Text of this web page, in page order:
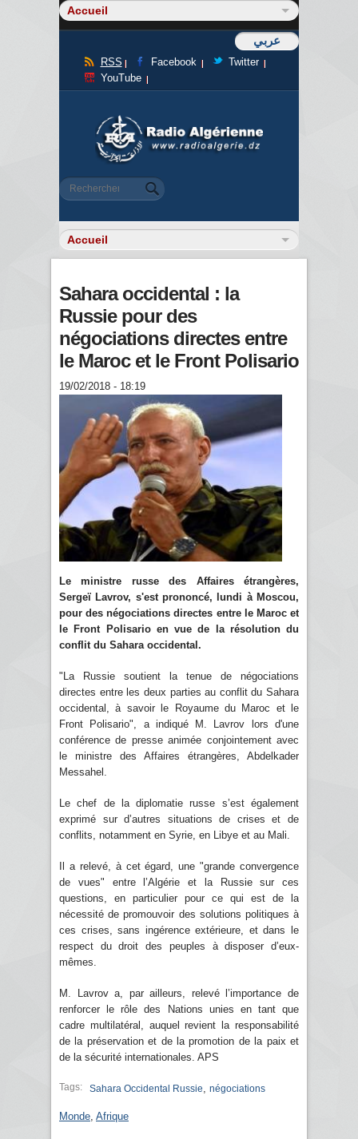
عربي
RSS Facebook
Twitter
YouTube
Formulaire de recherche
Rechercher
Sahara occidental : la
Russie pour des
négociations directes entre
le Maroc et le Front Polisario
19/02/2018 - 18:19
Le ministre russe des Affaires étrangères,
Sergeï Lavrov, s'est prononcé, lundi à Moscou,
pour des négociations directes entre le Maroc et
le Front Polisario en vue de la résolution du
conflit du Sahara occidental.
"La Russie soutient la tenue de négociations
directes entre les deux parties au conflit du Sahara
occidental, à savoir le Royaume du Maroc et le
Front Polisario", a indiqué M. Lavrov lors d'une
conférence de presse animée conjointement avec
le ministre des Affaires étrangères, Abdelkader
Messahel.
Le chef de la diplomatie russe s’est également
exprimé sur d’autres situations de crises et de
conflits, notamment en Syrie, en Libye et au Mali.
Il a relevé, à cet égard, une "grande convergence
de vues" entre l’Algérie et la Russie sur ces
questions, en particulier pour ce qui est de la
nécessité de promouvoir des solutions politiques à
ces crises, sans ingérence extérieure, et dans le
respect du droit des peuples à disposer d’eux-
mêmes.
M. Lavrov a, par ailleurs, relevé l’importance de
renforcer le rôle des Nations unies en tant que
cadre multilatéral, auquel revient la responsabilité
de la préservation et de la promotion de la paix et
de la sécurité internationales. APS
Tags: Sahara Occidental Russie négociations
Monde Afrique